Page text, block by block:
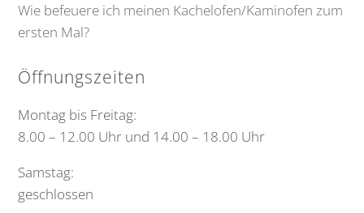
Wie befeuere ich meinen Kachelofen/Kaminofen zum
ersten Mal?
Öffnungszeiten
Montag bis Freitag:
8.00 – 12.00 Uhr und 14.00 – 18.00 Uhr
Samstag:
geschlossen